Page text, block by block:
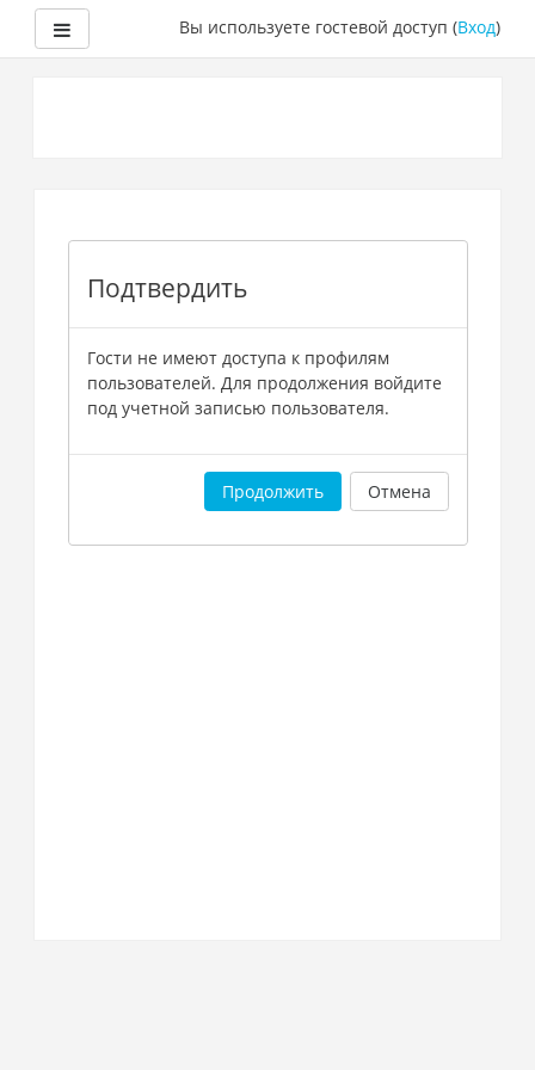
Боковая панельВы используете гостевой доступ (Вход)
Подтвердить
Гости не имеют доступа к профилям
пользователей. Для продолжения войдите
под учетной записью пользователя.
Продолжить Отмена